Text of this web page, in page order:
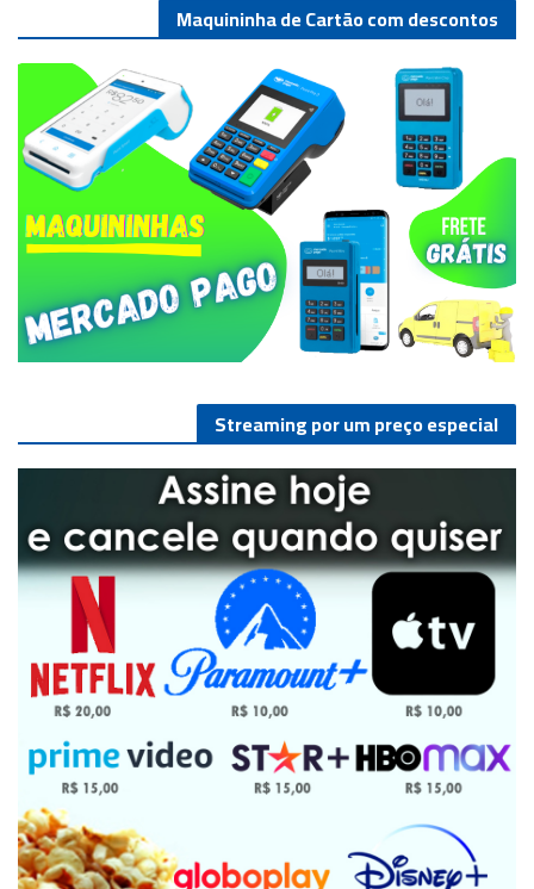
Maquininha de Cartão com descontos
Streaming por um preço especial